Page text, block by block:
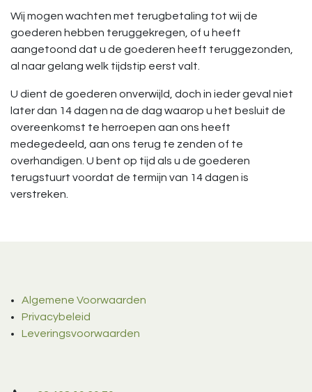
Wij mogen wachten met terugbetaling tot wij de
goederen hebben teruggekregen, of u heeft
aangetoond dat u de goederen heeft teruggezonden,
al naar gelang welk tijdstip eerst valt.
U dient de goederen onverwijld, doch in ieder geval niet
later dan 14 dagen na de dag waarop u het besluit de
overeenkomst te herroepen aan ons heeft
medegedeeld, aan ons terug te zenden of te
overhandigen. U bent op tijd als u de goederen
terugstuurt voordat de termijn van 14 dagen is
verstreken.
Algemene Voorwaarden
Privacybeleid
Leveringsvoorwaarden